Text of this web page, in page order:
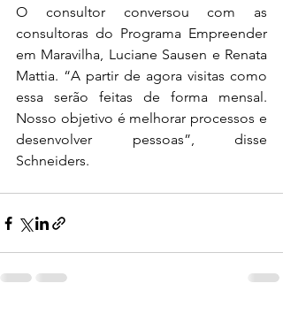
O consultor conversou com as
consultoras do Programa Empreender
em Maravilha, Luciane Sausen e Renata
Mattia. “A partir de agora visitas como
essa serão feitas de forma mensal.
Nosso objetivo é melhorar processos e
desenvolver pessoas”, disse
Schneiders.